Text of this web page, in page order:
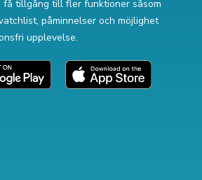
få tillgång till fler funktioner såsom
påminnelser och möjlighet
upplevelse.